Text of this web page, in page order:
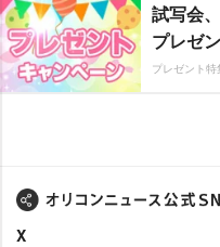
試写会
プレゼ
プレゼント特
X